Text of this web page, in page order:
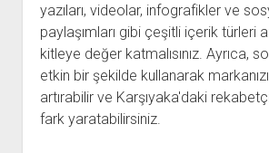
yazıları, videolar, infografikler ve
paylaşımları gibi çeşitli içerik türleri
kitleye değer katmalısınız. Ayrıca,
etkin bir şekilde kullanarak
artırabilir ve Karşıyaka'daki
fark yaratabilirsiniz.